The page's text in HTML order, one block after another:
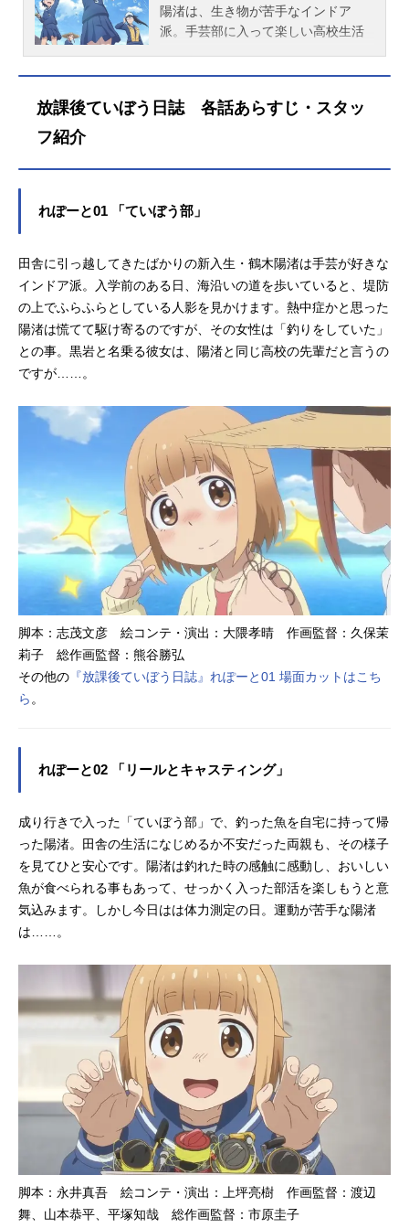
陽渚は、生き物が苦手なインドア
派。手芸部に入って楽しい高校生活
まい、釣りをはじめること
作品名放課後ていぼう日誌放送形態T
（火）～9月22日（火）TOKYOMXほ
希：篠原侑大野真：明坂聡美小谷さ
やか：小清水亜美スタッフ原作：小
坂泰之（秋田書店「ヤングチャンピ
オン烈」連載）監督：大隈孝晴シリ
ーズ構成：志茂文彦キャラクターデ
永田杏子総作画監督：熊谷勝弘 曾
我篤史 市原圭子美術監督：坂下裕
太美術設定：東潤一美術：スタジオ
イースター色彩設計：真壁源太撮影
監督：桒野貴文編集：小野寺絵美音
響監督：高寺たけし音楽：櫻井美希
音楽制作：フライングドッグアニメ
ーション制作：動画工房製作：海野
高校ていぼう部主題歌OP：「SEAH
ORIZON」海野高校ていぼう部ED：
「釣りの世界へ」海野高校ていぼう
部公開開始年＆...
放課後ていぼう日誌 各話あらすじ・スタッ
フ紹介
れぽーと01 「ていぼう部」
田舎に引っ越してきたばかりの新入生・鶴木陽渚は手芸が好きな
インドア派。入学前のある日、海沿いの道を歩いていると、堤防
の上でふらふらとしている人影を見かけます。熱中症かと思った
陽渚は慌てて駆け寄るのですが、その女性は「釣りをしていた」
との事。黒岩と名乗る彼女は、陽渚と同じ高校の先輩だと言うの
ですが……。
脚本：志茂⽂彦 絵コンテ・演出：⼤隈孝晴 作画監督：久保茉
莉⼦ 総作画監督：熊⾕勝弘
その他の 『放課後ていぼう日誌』れぽーと01 場面カットはこち
ら 。
れぽーと02 「リールとキャスティング」
成り行きで入った「ていぼう部」で、釣った魚を自宅に持って帰
った陽渚。田舎の生活になじめるか不安だった両親も、その様子
を見てひと安心です。陽渚は釣れた時の感触に感動し、おいしい
魚が食べられる事もあって、せっかく入った部活を楽しもうと意
気込みます。しかし今日はは体力測定の日。運動が苦手な陽渚
は……。
脚本：永井真吾 絵コンテ・演出：上坪亮樹 作画監督：渡辺
舞、山本恭平、平塚知哉 総作画監督：市原圭子